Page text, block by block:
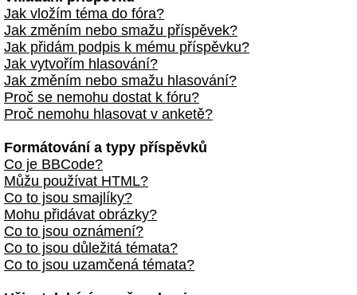
Jak vložím téma do fóra?
Jak změním nebo smažu příspěvek?
Jak přidám podpis k mému příspěvku?
Jak vytvořím hlasování?
Jak změním nebo smažu hlasování?
Proč se nemohu dostat k fóru?
Proč nemohu hlasovat v anketě?
Formátování a typy příspěvků
Co je BBCode?
Můžu používat HTML?
Co to jsou smajlíky?
Mohu přidávat obrázky?
Co to jsou oznámení?
Co to jsou důležitá témata?
Co to jsou uzamčená témata?